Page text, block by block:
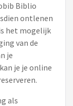
Biblio
ontlenen
het mogelijk
van de
je
je je online
als